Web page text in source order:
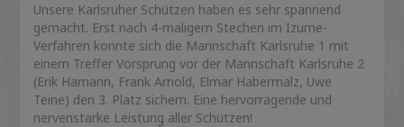
Unsere Karlsruher Schützen haben es sehr spannend
gemacht. Erst nach 4-maligem Stechen im Izume-
Verfahren konnte sich die Mannschaft Karlsruhe 1 mit
einem Treffer Vorsprung vor der Mannschaft Karlsruhe 2
(Erik Hamann, Frank Arnold, Elmar Habermalz, Uwe
Teine) den 3. Platz sichern. Eine hervorragende und
nervenstarke Leistung aller Schützen!